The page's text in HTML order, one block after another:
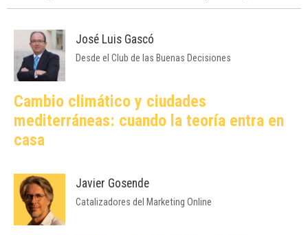
José Luis Gascó
Desde el Club de las Buenas Decisiones
Cambio climático y ciudades
mediterráneas: cuando la teoría entra en
casa
Javier Gosende
Catalizadores del Marketing Online